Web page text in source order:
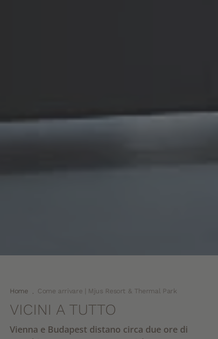
Home . Come arrivare | Mjus Resort & Thermal Park
VICINI A TUTTO
Vienna e Budapest distano circa due ore di